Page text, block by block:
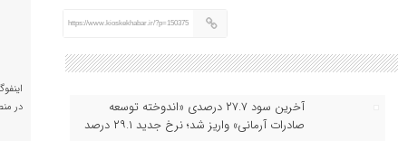
https://www.kioskekhabar.ir/?p=150375
آخرین سود ۲۷.۷ درصدی «اندوخته توسعه
صادرات آرمانی» واریز شد؛ نرخ جدید ۲۹.۱ درصد
در